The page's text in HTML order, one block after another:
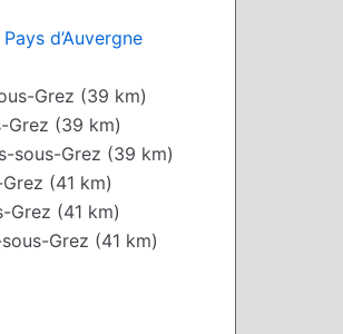
d’Auvergne
Grez (39 km)
Grez (39 km)
sous-Grez (39 km)
(41 km)
Grez (41 km)
Grez (41 km)